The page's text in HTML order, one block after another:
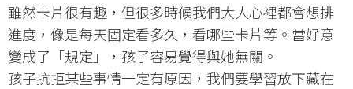
雖然卡片很有趣，但很多時候我們大人心裡都會想排
進度，像是每天固定看多久，看哪些卡片等。當好意
變成了「規定」，孩子容易覺得與她無關。
孩子抗拒某些事情一定有原因，我們要學習放下藏在